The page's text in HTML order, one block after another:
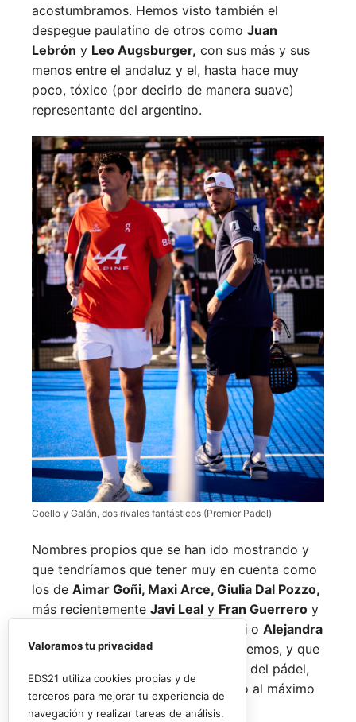
acostumbramos. Hemos visto también el
despegue paulatino de otros como Juan
Lebrón y Leo Augsburger, con sus más y sus
menos entre el andaluz y el, hasta hace muy
poco, tóxico (por decirlo de manera suave)
representante del argentino.
Coello y Galán, dos rivales fantásticos (Premier Padel)
Nombres propios que se han ido mostrando y
que tendríamos que tener muy en cuenta como
los de Aimar Goñi, Maxi Arce, Giulia Dal Pozzo,
más recientemente Javi Leal y Fran Guerrero y
Miguel Lamperti o Alejandra
Salazar,a los que siempre recordaremos, y que
están en su etapa más «disfrutona» del pádel,
pensando más en vivir cada partido al máximo
que en los puntos o los títulos.
Valoramos tu privacidad
EDS21 utiliza cookies propias y de
terceros para mejorar tu experiencia de
navegación y realizar tareas de análisis.